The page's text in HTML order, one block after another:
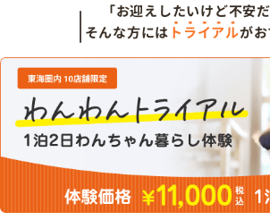
「お迎えしたいけど不安だ
そんな方には トライアルが